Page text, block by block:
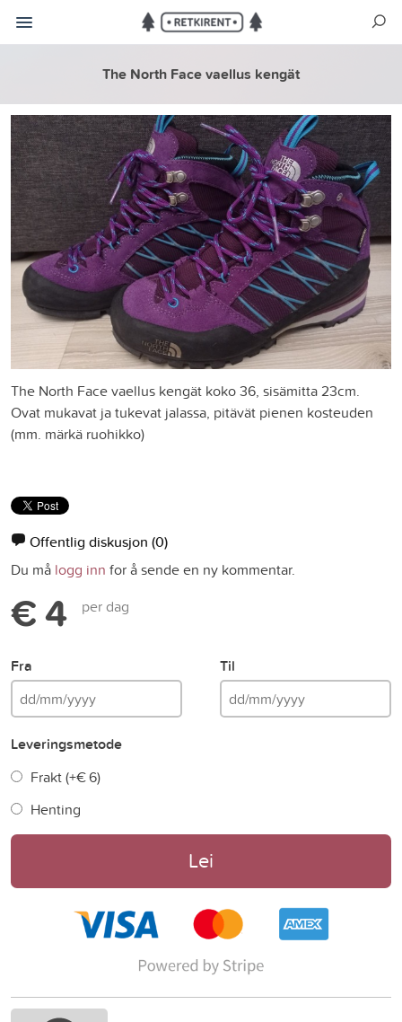
The North Face vaellus kengät
The North Face vaellus kengät koko 36, sisämitta 23cm.
Ovat mukavat ja tukevat jalassa, pitävät pienen kosteuden
(mm. märkä ruohikko)
Offentlig diskusjon (0)
Du må logg inn for å sende en ny kommentar.
€ 4 per dag
Fra Til
Leveringsmetode
Frakt (+€ 6)
Henting
Lei